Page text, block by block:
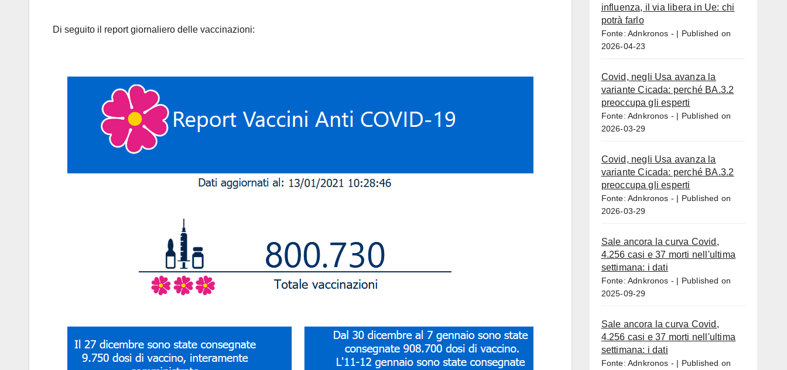
Di seguito il report giornaliero delle vaccinazioni:
influenza, il via libera in Ue: chi
potrà farlo
Fonte: Adnkronos -
Published on
2026-04-23
Covid, negli Usa avanza la
variante Cicada: perché BA.3.2
preoccupa gli esperti
Fonte: Adnkronos -
Published on
2026-03-29
Covid, negli Usa avanza la
variante Cicada: perché BA.3.2
preoccupa gli esperti
Fonte: Adnkronos -
Published on
2026-03-29
Sale ancora la curva Covid,
4.256 casi e 37 morti nell'ultima
settimana: i dati
Fonte: Adnkronos -
Published on
2025-09-29
Sale ancora la curva Covid,
4.256 casi e 37 morti nell'ultima
settimana: i dati
Fonte: Adnkronos -
Published on